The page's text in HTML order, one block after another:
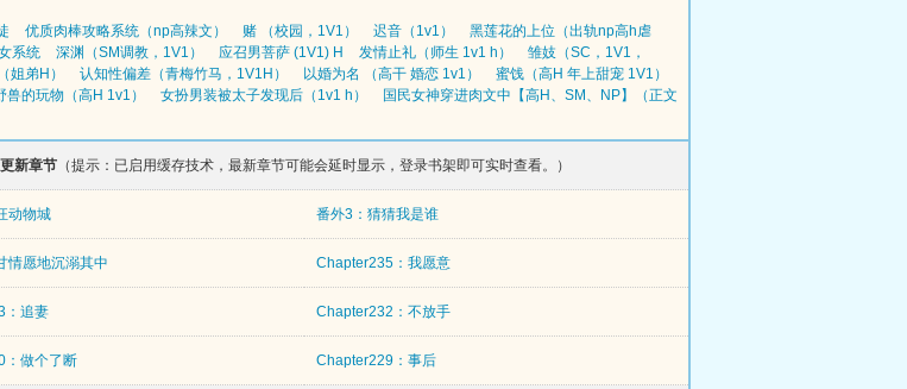
优质肉棒攻略系统（np高辣文） 赌 （校园，1V1） 迟音（1v1）
黑莲花的上位（出轨np高h虐
系统 深渊（SM调教，1V1） 应召男菩萨 (1V1) H 发情止礼（师生 1v1 h）
雏妓（SC，1V1，
姐弟H） 认知性偏差（青梅竹马，1V1H） 以婚为名 （高干 婚恋 1v1）
蜜饯（高H 年上甜宠 1V1）
兽的玩物（高H 1v1） 女扮男装被太子发现后（1v1 h）
国民女神穿进肉文中【高H、SM、NP】（正文
新章节（提示：已启用缓存技术，最新章节可能会延时显示，登录书架即可实时查看。）
动物城 番外3：猜猜我是谁
情愿地沉溺其中 Chapter235：我愿意
：追妻 Chapter232：不放手
：做个了断 Chapter229：事后